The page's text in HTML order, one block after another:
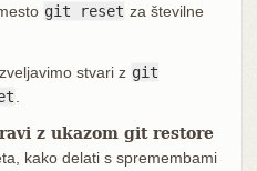
git reset za številne
stvari z git
z ukazom git restore
kako delati s spremembami